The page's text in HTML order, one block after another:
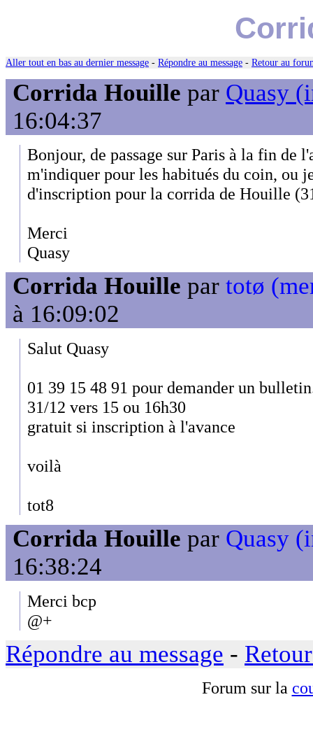
Aller tout en bas au dernier message - Répondre au message - Retour au
Corrida Houille par Quasy
16:04:37
Bonjour, de passage sur Paris à la fin de
m'indiquer pour les habitués du coin, ou
d'inscription pour la corrida de Houille
Merci
Quasy
Corrida Houille par totø
à 16:09:02
Salut Quasy
01 39 15 48 91 pour demander un
31/12 vers 15 ou 16h30
gratuit si inscription à l'avance
voilà
tot8
Corrida Houille par Quasy
16:38:24
Merci bcp
@+
Répondre au message -
Forum sur la